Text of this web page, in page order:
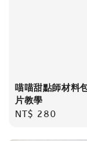
喵喵甜點師材料
片教學
Regular
NT$ 280